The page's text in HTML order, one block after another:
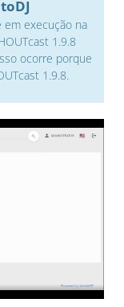
em execução na
1.9.8
ocorre porque
1.9.8.